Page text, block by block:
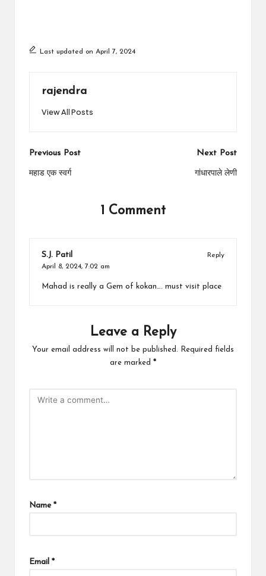
Last updated on April 7, 2024
rajendra
View All Posts
Post
navigation
Previous Post
महाड एक स्वर्ग
Next Post
गांधारपाले लेणी
1 Comment
S.J. Patil
Reply
April 8, 2024, 7:02 am
Mahad is really a Gem of kokan…. must visit place
Leave a Reply
Your email address will not be published.
Required fields
are marked *
Name *
Email *